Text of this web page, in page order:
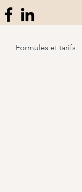
Formules et tarifs